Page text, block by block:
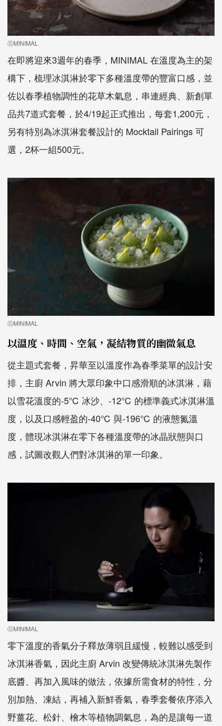
ⓒMINIMAL
在即將迎來3週年的春季，MINIMAL 在溫度為主的架
構下，梳理冰淇淋於零下多種溫度帶的豐富口感，並
佐以春季植物調性的花草木氣息，串連經典、新創單
品共7道式套餐，於4/19起正式推出，每套1,200元，
另有特別為冰淇淋套餐設計的 Mocktail Pairings 可
選，2杯一組500元。
ⓒMINIMAL
以溫度、時間、空氣，凝結物質的幽微氣息
從主題式套餐，昇華至以溫度作為春季菜單的設計安
排，主廚 Arvin 將大眾印象中口感滑順的冰淇淋，藉
以雪花溫度的-5℃ 冰沙、-12℃ 的標準義式冰淇淋溫
度，以及口感輕盈的-40℃ 與-196℃ 的液態氮溫
度，體現冰淇淋在零下各種溫度帶的冰晶狀態與口
感，試圖改觀人們對冰淇淋的單一印象。
ⓒMINIMAL
零下溫度的香氣分子釋放薄弱且緩慢，較難以感受到
冰淇淋香氣，因此主廚 Arvin 改變傳統冰淇淋先製作
底醬、再加入風味的做法，依據所需食材的特性，分
別加熱、凍結，再補入新鮮香氣，春季套餐依序添入
野薑花、松針、檜木等植物調氣息，為的是讓每一道